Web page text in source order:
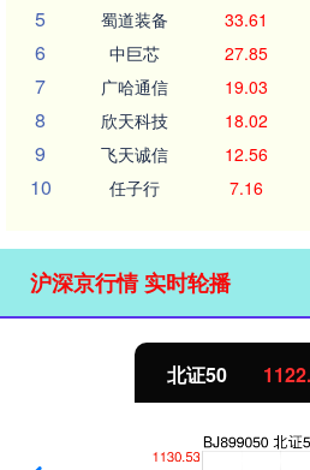
5 蜀道装备 33.61
6 中巨芯 27.85
7 广哈通信 19.03
8 欣天科技 18.02
9 飞天诚信 12.56
10 任子行 7.16
沪深京行情 实时轮播
北证50 1122.88